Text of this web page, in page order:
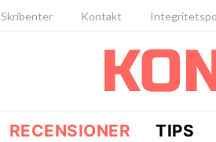
Skribenter Kontakt
RECENSIONER TIPS